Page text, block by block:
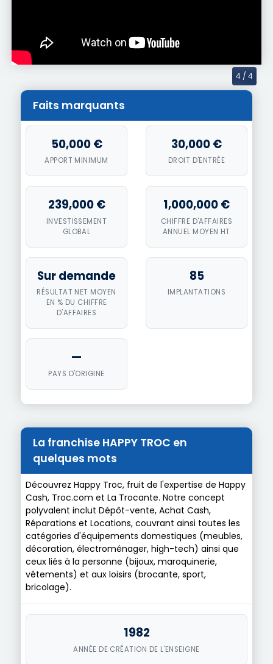
4 / 4
Faits marquants
50,000 €
APPORT MINIMUM
30,000 €
DROIT D'ENTRÉE
239,000 €
INVESTISSEMENT
GLOBAL
1,000,000 €
CHIFFRE D'AFFAIRES
ANNUEL MOYEN HT
Sur demande
RÉSULTAT NET MOYEN
EN % DU CHIFFRE
D'AFFAIRES
85
IMPLANTATIONS
—
PAYS D'ORIGINE
La franchise HAPPY TROC en
quelques mots
Découvrez Happy Troc, fruit de l'expertise de Happy
Cash, Troc.com et La Trocante. Notre concept
polyvalent inclut Dépôt-vente, Achat Cash,
Réparations et Locations, couvrant ainsi toutes les
catégories d'équipements domestiques (meubles,
décoration, électroménager, high-tech) ainsi que
ceux liés à la personne (bijoux, maroquinerie,
vêtements) et aux loisirs (brocante, sport,
bricolage).
1982
ANNÉE DE CRÉATION DE L'ENSEIGNE